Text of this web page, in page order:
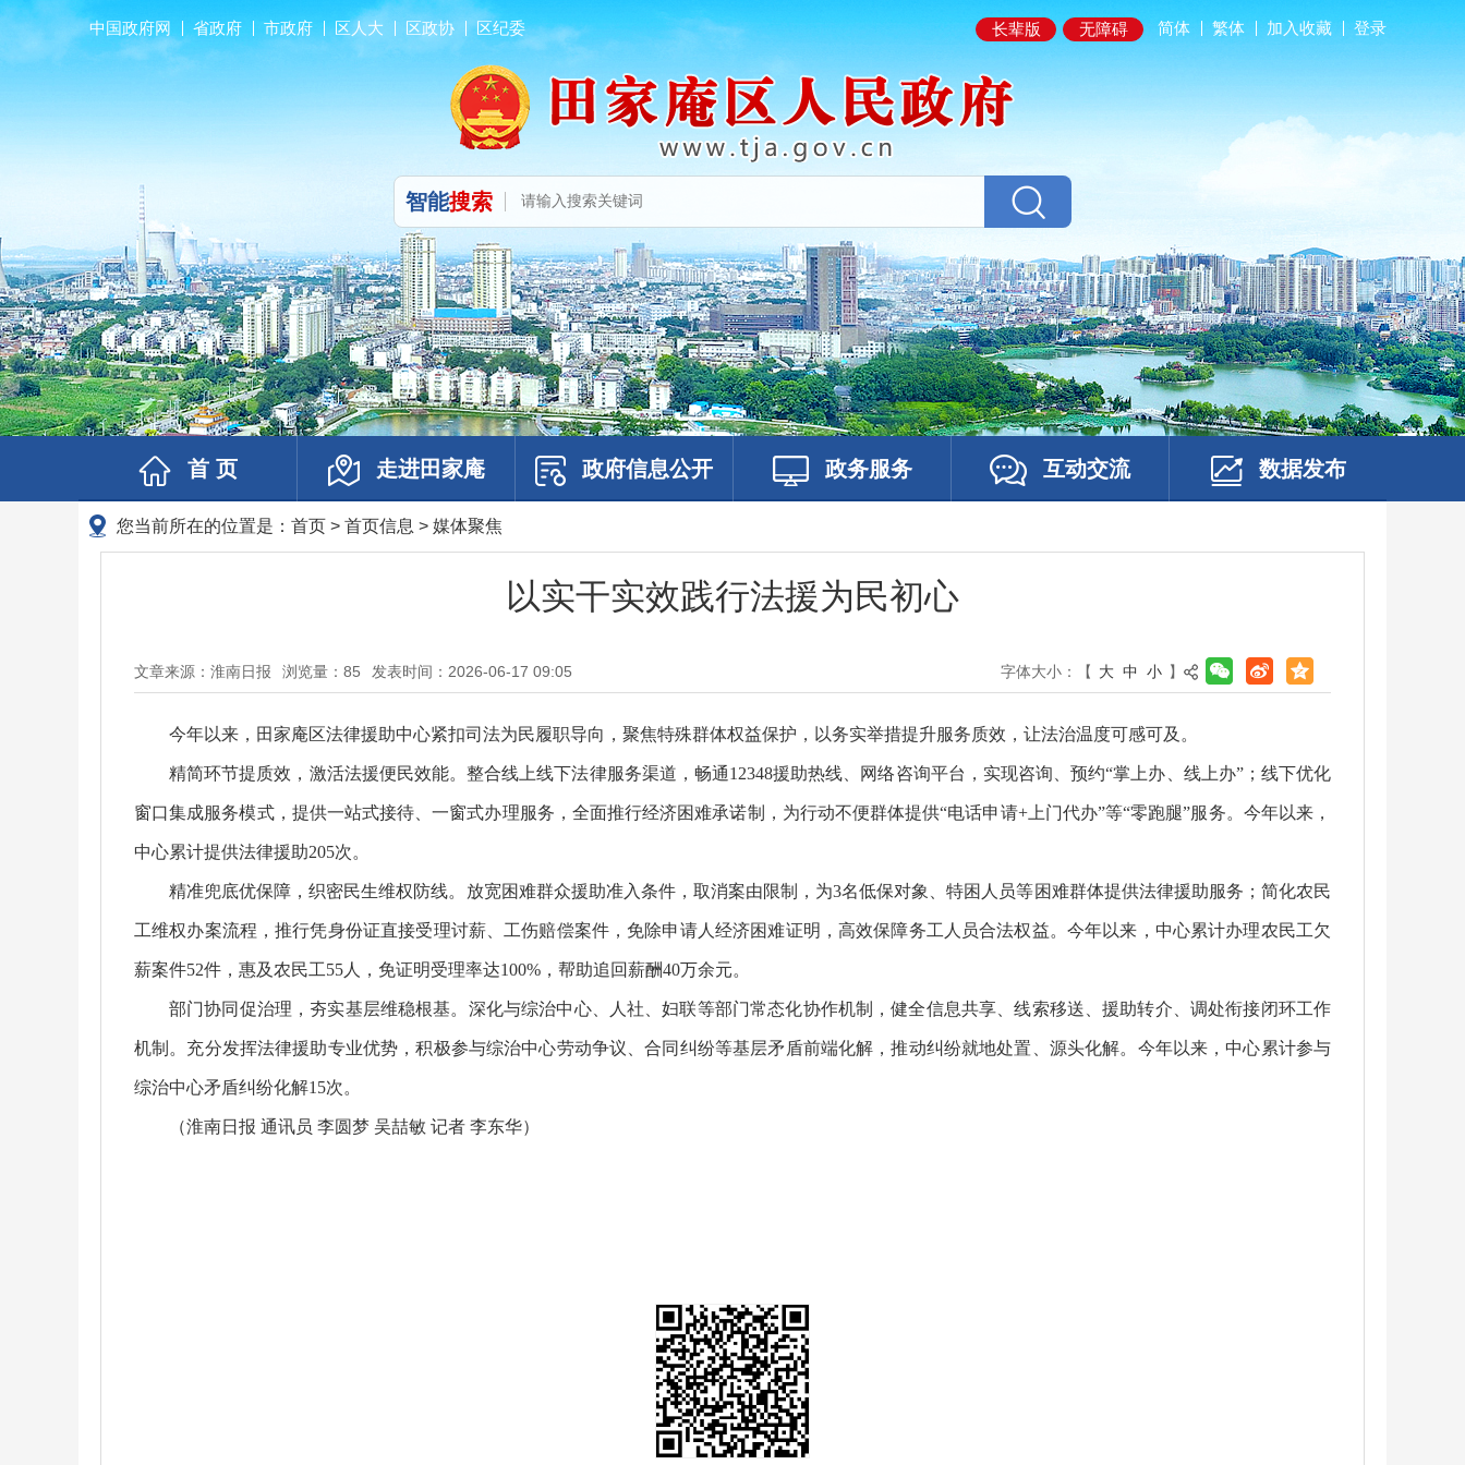
中国政府网 省政府 市政府 区人大 区政协 区纪委 长辈版 无障碍 简体 繁体 加入收藏 登录
智能搜索
首 页 走进田家庵 政府信息公开 政务服务 互动交流 数据发布
您当前所在的位置是： 首页 > 首页信息 > 媒体聚焦
以实干实效践行法援为民初心
文章来源：淮南日报 浏览量： 85 发表时间：2026-06-17 09:05 字体大小：【 大 中 小 】
今年以来，田家庵区法律援助中心紧扣司法为民履职导向，聚焦特殊群体权益保护，以务实举措提升服务质效，让法治温度可感可及。
精简环节提质效，激活法援便民效能。整合线上线下法律服务渠道，畅通12348援助热线、网络咨询平台，实现咨询、预约“掌上办、线上办”；线下优化
窗口集成服务模式，提供一站式接待、一窗式办理服务，全面推行经济困难承诺制，为行动不便群体提供“电话申请+上门代办”等“零跑腿”服务。今年以来，
中心累计提供法律援助205次。
精准兜底优保障，织密民生维权防线。放宽困难群众援助准入条件，取消案由限制，为3名低保对象、特困人员等困难群体提供法律援助服务；简化农民
工维权办案流程，推行凭身份证直接受理讨薪、工伤赔偿案件，免除申请人经济困难证明，高效保障务工人员合法权益。今年以来，中心累计办理农民工欠
薪案件52件，惠及农民工55人，免证明受理率达100%，帮助追回薪酬40万余元。
部门协同促治理，夯实基层维稳根基。深化与综治中心、人社、妇联等部门常态化协作机制，健全信息共享、线索移送、援助转介、调处衔接闭环工作
机制。充分发挥法律援助专业优势，积极参与综治中心劳动争议、合同纠纷等基层矛盾前端化解，推动纠纷就地处置、源头化解。今年以来，中心累计参与
综治中心矛盾纠纷化解15次。
（淮南日报 通讯员 李圆梦 吴喆敏 记者 李东华）